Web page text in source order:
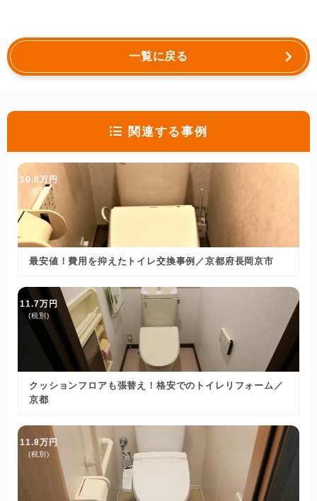
一覧に戻る
関連する事例
10.8万円
(税別)
最安値！費用を抑えたトイレ交換事例／京都府長岡京市
11.7万円
(税別)
クッションフロアも張替え！格安でのトイレリフォーム／
京都
11.8万円
(税別)